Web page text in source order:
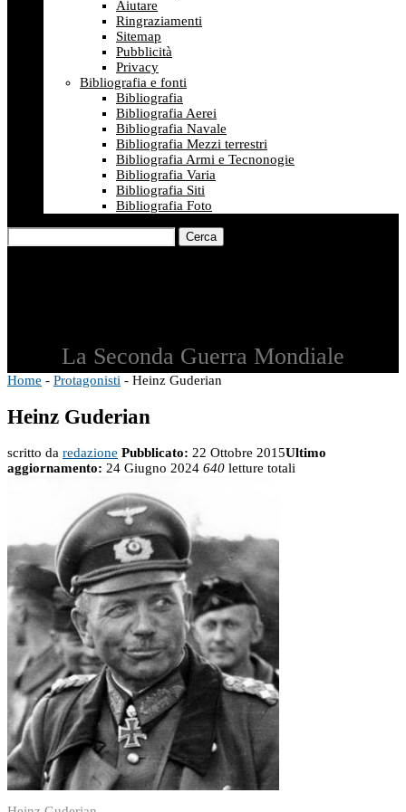
Aiutare
Ringraziamenti
Sitemap
Pubblicità
Privacy
Bibliografia e fonti
Bibliografia
Bibliografia Aerei
Bibliografia Navale
Bibliografia Mezzi terrestri
Bibliografia Armi e Tecnonogie
Bibliografia Varia
Bibliografia Siti
Bibliografia Foto
Cerca
La Seconda Guerra Mondiale
Home - Protagonisti - Heinz Guderian
Heinz Guderian
scritto da redazione Pubblicato: 22 Ottobre 2015Ultimo
aggiornamento: 24 Giugno 2024 640 letture totali